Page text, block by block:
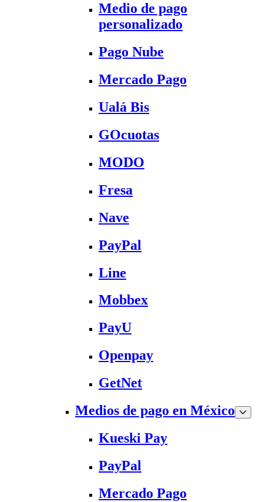
Medio de pago
personalizado
Pago Nube
Mercado Pago
Ualá Bis
GOcuotas
MODO
Fresa
Nave
PayPal
Line
Mobbex
PayU
Openpay
GetNet
Medios de pago en México
Kueski Pay
PayPal
Mercado Pago